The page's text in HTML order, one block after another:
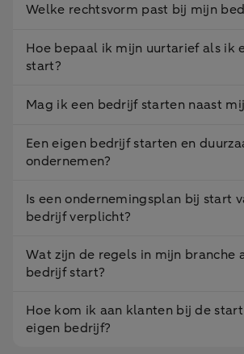
Welke rechtsvorm past bij mijn
Hoe bepaal ik mijn uurtarief als ik
start?
Mag ik een bedrijf starten naast
Een eigen bedrijf starten en
ondernemen?
Is een ondernemingsplan bij start
bedrijf verplicht?
Wat zijn de regels in mijn branche
bedrijf start?
Hoe kom ik aan klanten bij de
eigen bedrijf?